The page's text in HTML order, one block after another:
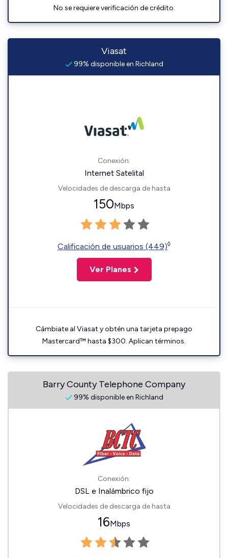
No se requiere verificación de crédito.
Viasat
99% disponible en Richland
Conexión:
Internet Satelital
Velocidades de descarga de hasta
150Mbps
Calificación de usuarios (449)◊
Ver Planes
Cámbiate al Viasat y obtén una tarjeta prepago
Mastercard™ hasta $300. Aplican términos.
Barry County Telephone Company
99% disponible en Richland
Conexión:
DSL e Inalámbrico fijo
Velocidades de descarga de hasta
16Mbps